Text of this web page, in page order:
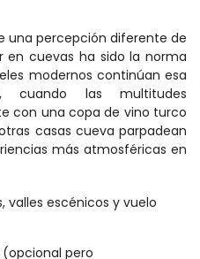
una percepción diferente de
en cuevas ha sido la norma
modernos continúan esa
cuando las multitudes
con una copa de vino turco
casas cueva parpadean
más atmosféricas en